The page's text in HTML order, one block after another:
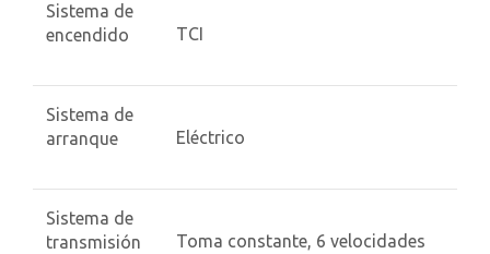
Sistema de
encendido
TCI
Sistema de
arranque
Eléctrico
Sistema de
transmisión
Toma constante, 6 velocidades